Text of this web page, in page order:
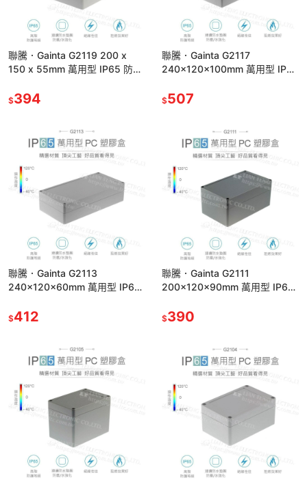
聯騰．Gainta G2119 200 x
150 x 55mm 萬用型 IP65 防塵
$394
聯騰．Gainta G2117
240x120x100mm 萬用型 IP65
$507
聯騰．Gainta G2113
240x120x60mm 萬用型 IP65
$412
聯騰．Gainta G2111
200x120x90mm 萬用型 IP65
$390